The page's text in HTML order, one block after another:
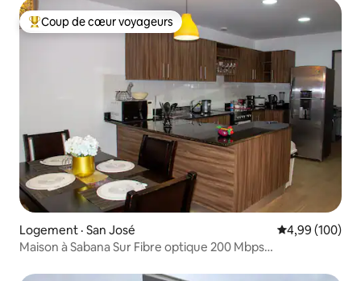
Coup de cœur voyageurs parmi les plus aimés
Coup de cœur voyageurs
Logement · San José Note
4,99 (100)
Maison à Sabana Sur Fibre optique 200 Mbps